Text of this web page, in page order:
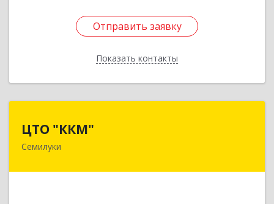
Отправить заявку
Показать контакты
Отправить заявку
Назад
ЦТО "ККМ"
Семилуки